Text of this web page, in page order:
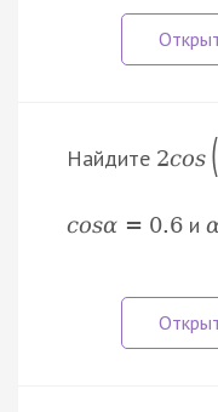
Найдите 2cos (
cosα = 0.6 и